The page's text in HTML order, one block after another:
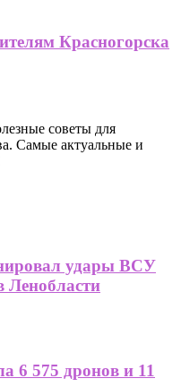
Красногорска
советы для
Самые актуальные и
удары ВСУ
Ленобласти
6 575 дронов и 11